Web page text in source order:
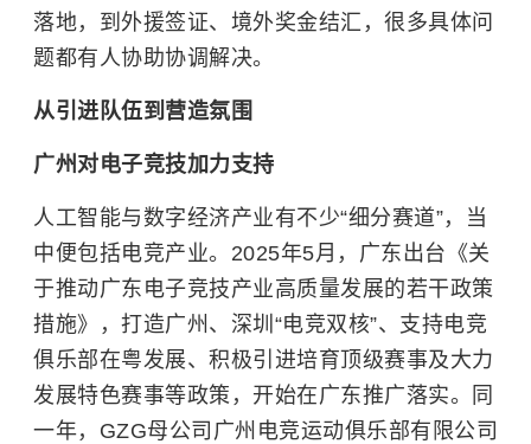
落地，到外援签证、境外奖金结汇，很多具体问
题都有人协助协调解决。
从引进队伍到营造氛围
广州对电子竞技加力支持
人工智能与数字经济产业有不少“细分赛道”，当
中便包括电竞产业。2025年5月，广东出台《关
于推动广东电子竞技产业高质量发展的若干政策
措施》，打造广州、深圳“电竞双核”、支持电竞
俱乐部在粤发展、积极引进培育顶级赛事及大力
发展特色赛事等政策，开始在广东推广落实。同
一年，GZG母公司广州电竞运动俱乐部有限公司